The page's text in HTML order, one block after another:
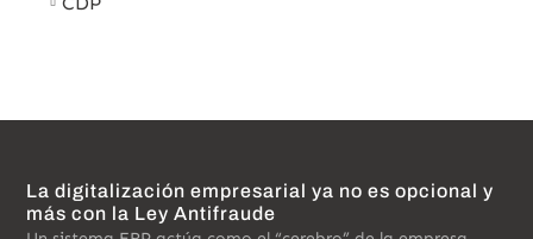
La digitalización empresarial ya no es opcional y
más con la Ley Antifraude